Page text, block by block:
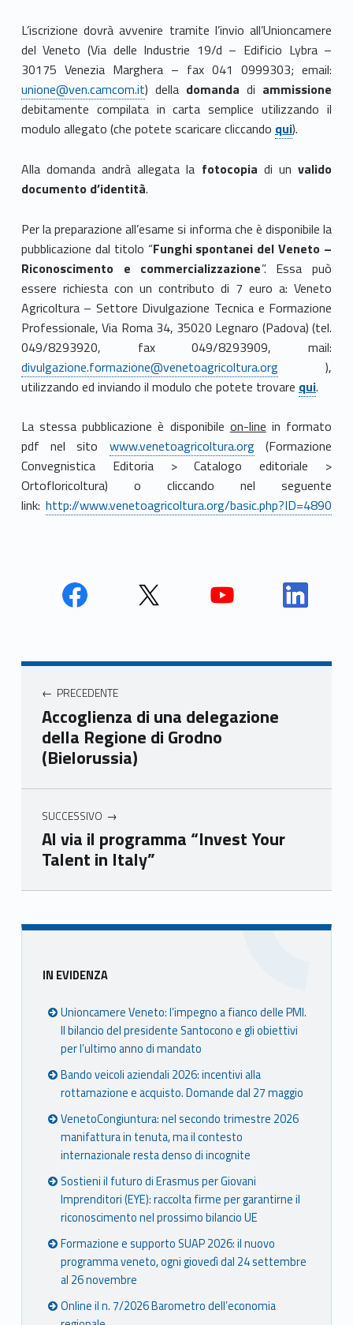
L’iscrizione dovrà avvenire tramite l’invio all’Unioncamere
del Veneto (Via delle Industrie 19/d – Edificio Lybra –
30175 Venezia Marghera – fax 041 0999303; email:
unione@ven.camcom.it) della domanda di ammissione
debitamente compilata in carta semplice utilizzando il
modulo allegato (che potete scaricare cliccando qui).
Alla domanda andrà allegata la fotocopia di unvalido
documento d’identità.
Per la preparazione all’esame si informa che è disponibile la
pubblicazione dal titolo “Funghi spontanei del Veneto –
Riconoscimento e commercializzazione”. Essa può
essere richiesta con un contributo di 7 euro a: Veneto
Agricoltura – Settore Divulgazione Tecnica e Formazione
Professionale, Via Roma 34, 35020 Legnaro (Padova) (tel.
049/8293920, fax 049/8293909, mail:
divulgazione.formazione@venetoagricoltura.org),
utilizzando ed inviando il modulo che potete trovare qui.
La stessa pubblicazione è disponibile on-line in formato
pdf nel sito www.venetoagricoltura.org(Formazione
Convegnistica Editoria > Catalogo editoriale >
Ortofloricoltura) o cliccando nel seguente
link:http://www.venetoagricoltura.org/basic.php?ID=4890
Unio
mer
e
Ven
eto
Unio
e
Ven
eto
Unio
e
Ven
Unio
Navigazione articoli
PRECEDENTE
Accoglienza di una delegazione
della Regione di Grodno
(Bielorussia)
SUCCESSIVO
Al via il programma “Invest Your
Talent in Italy”
Skip back to main navigation
Sidebar
IN EVIDENZA
Unioncamere Veneto: l’impegno a fianco delle PMI.
Il bilancio del presidente Santocono e gli obiettivi
per l’ultimo anno di mandato
Bando veicoli aziendali 2026: incentivi alla
rottamazione e acquisto. Domande dal 27 maggio
VenetoCongiuntura: nel secondo trimestre 2026
manifattura in tenuta, ma il contesto
internazionale resta denso di incognite
Sostieni il futuro di Erasmus per Giovani
Imprenditori (EYE): raccolta firme per garantirne il
riconoscimento nel prossimo bilancio UE
Formazione e supporto SUAP 2026: il nuovo
programma veneto, ogni giovedì dal 24 settembre
al 26 novembre
Online il n. 7/2026 Barometro dell’economia